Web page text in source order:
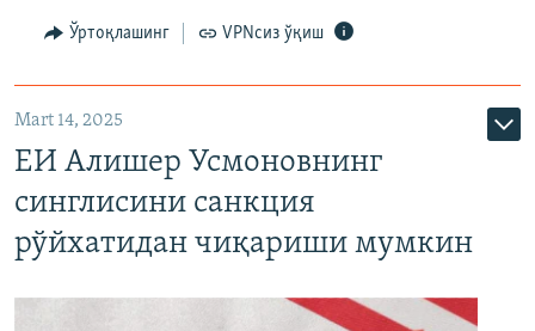
Ўртоқлашинг VPNсиз ўқиш
Mart 14, 2025
ЕИ Алишер Усмоновнинг
синглисини санкция
рўйхатидан чиқариши мумкин